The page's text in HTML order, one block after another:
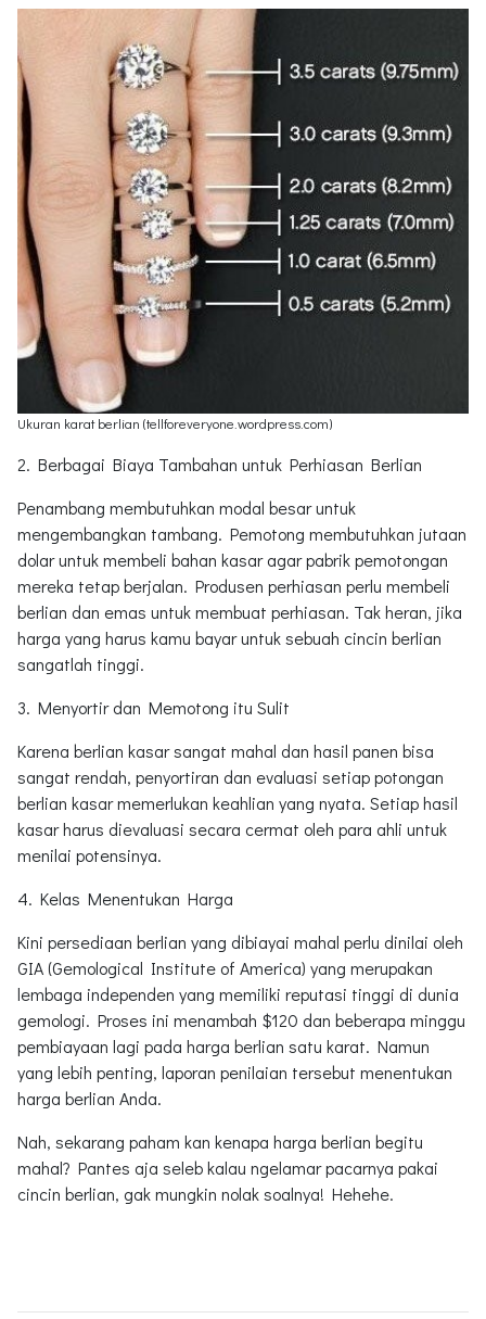
Ukuran karat berlian (tellforeveryone.wordpress.com)
2. Berbagai Biaya Tambahan untuk Perhiasan Berlian
Penambang membutuhkan modal besar untuk
mengembangkan tambang. Pemotong membutuhkan jutaan
dolar untuk membeli bahan kasar agar pabrik pemotongan
mereka tetap berjalan. Produsen perhiasan perlu membeli
berlian dan emas untuk membuat perhiasan. Tak heran, jika
harga yang harus kamu bayar untuk sebuah cincin berlian
sangatlah tinggi.
3. Menyortir dan Memotong itu Sulit
Karena berlian kasar sangat mahal dan hasil panen bisa
sangat rendah, penyortiran dan evaluasi setiap potongan
berlian kasar memerlukan keahlian yang nyata. Setiap hasil
kasar harus dievaluasi secara cermat oleh para ahli untuk
menilai potensinya.
4. Kelas Menentukan Harga
Kini persediaan berlian yang dibiayai mahal perlu dinilai oleh
GIA (Gemological Institute of America) yang merupakan
lembaga independen yang memiliki reputasi tinggi di dunia
gemologi. Proses ini menambah $120 dan beberapa minggu
pembiayaan lagi pada harga berlian satu karat. Namun
yang lebih penting, laporan penilaian tersebut menentukan
harga berlian Anda.
Nah, sekarang paham kan kenapa harga berlian begitu
mahal? Pantes aja seleb kalau ngelamar pacarnya pakai
cincin berlian, gak mungkin nolak soalnya! Hehehe.